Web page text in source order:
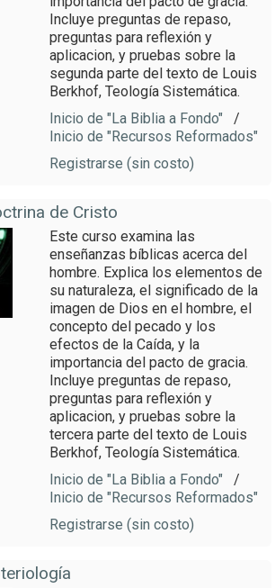
Incluye preguntas de repaso,
preguntas para reflexión y
aplicacion, y pruebas sobre la
segunda parte del texto de Louis
Berkhof, Teología Sistemática.
Inicio de "La Biblia a Fondo"/
Inicio de "Recursos Reformados"
Registrarse (sin costo)
de Cristo
Este curso examina las
enseñanzas bíblicas acerca del
hombre. Explica los elementos de
su naturaleza, el significado de la
imagen de Dios en el hombre, el
concepto del pecado y los
efectos de la Caída, y la
importancia del pacto de gracia.
Incluye preguntas de repaso,
preguntas para reflexión y
aplicacion, y pruebas sobre la
tercera parte del texto de Louis
Berkhof, Teología Sistemática.
Inicio de "La Biblia a Fondo"/
Inicio de "Recursos Reformados"
Registrarse (sin costo)